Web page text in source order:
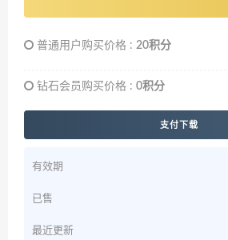
普通用户购买价格 : 20积分
钻石会员购买价格 : 0积分
支付下载
有效期
已售
最近更新